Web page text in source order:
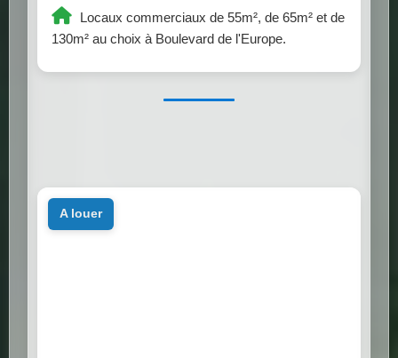
Locaux commerciaux de 55m², de 65m² et de
130m² au choix à Boulevard de l'Europe.
a louer